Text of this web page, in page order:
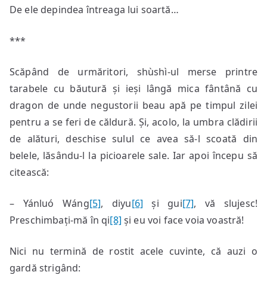
De ele depindea întreaga lui soartă…
***
Scăpând de urmăritori, shùshì-ul merse printre
tarabele cu băutură și ieși lângă mica fântână cu
dragon de unde negustorii beau apă pe timpul zilei
pentru a se feri de căldură. Și, acolo, la umbra clădirii
de alături, deschise sulul ce avea să-l scoată din
belele, lăsându-l la picioarele sale. Iar apoi începu să
citească:
– Yánluó Wáng[5], diyu[6] și gui[7], vă slujesc!
Preschimbați-mă în qi[8] și eu voi face voia voastră!
Nici nu termină de rostit acele cuvinte, că auzi o
gardă strigând: